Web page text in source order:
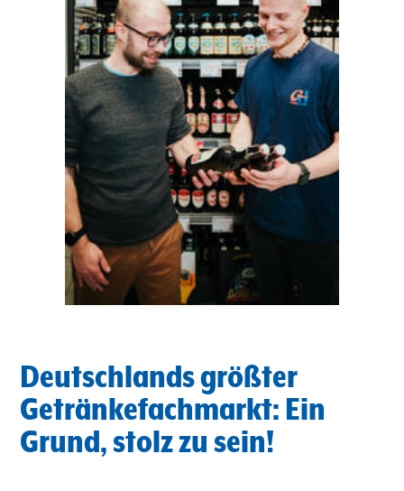
Deutschlands größter
Getränkefachmarkt: Ein
Grund, stolz zu sein!